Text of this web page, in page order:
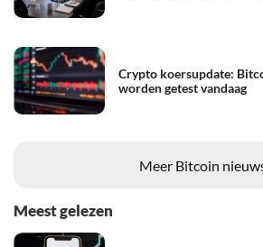
Crypto koersupdate:
worden getest vandaag
Meer Bitcoin
Meest gelezen